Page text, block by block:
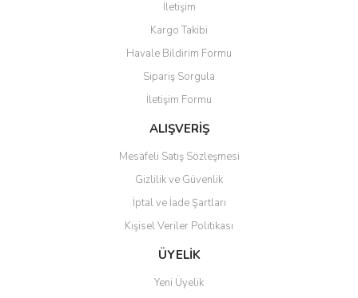
Ürün resmi kalitesiz, bozuk veya görüntülenemiyor.
Ürün açıklamasında eksik bilgiler bulunuyor.
Ürün bilgilerinde hatalar bulunuyor.
Ürün fiyatı diğer sitelerden daha pahalı.
Bu ürüne benzer farklı alternatifler olmalı.
Gönder
İletişim
Kargo Takibi
Havale Bildirim Formu
Sipariş Sorgula
İletişim Formu
ALIŞVERİŞ
Mesafeli Satış Sözleşmesi
Gizlilik ve Güvenlik
İptal ve İade Şartları
Kişisel Veriler Politikası
ÜYELİK
Yeni Üyelik